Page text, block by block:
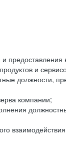
и
должности,
компании;